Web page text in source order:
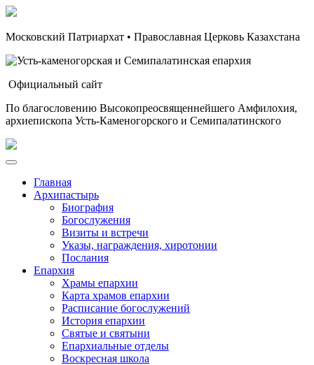
Московский Патриархат • Православная Церковь Казахстана
Официальный сайт
По благословению Высокопреосвященнейшего Амфилохия,
архиепископа Усть-Каменогорского и Семипалатинского
Главная
Архипастырь
Биография
Богослужения
Визиты и встречи
Указы, награждения, хиротонии
Послания
Епархия
Храмы епархии
Карта храмов епархии
Расписание богослужений
История епархии
Святые и святыни
Епархиальные отделы
Воскресная школа